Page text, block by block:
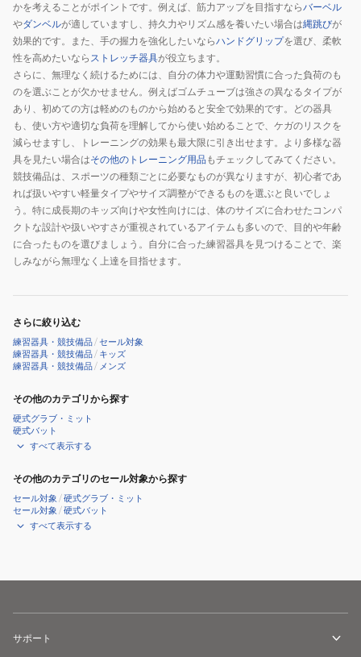
かを考えることがポイントです。例えば、筋力アップを目指すならバーベル
やダンベルが適していますし、持久力やリズム感を養いたい場合は縄跳びが
効果的です。また、手の握力を強化したいならハンドグリップを選び、柔軟
性を高めたいなら ストレッチ器具が役立ちます。
さらに、無理なく続けるためには、自分の体力や運動習慣に合った負荷のも
のを選ぶことが欠かせません。例えばゴムチューブは強さの異なるタイプが
あり、初めての方は軽めのものから始めると安全で効果的です。どの器具
も、使い方や適切な負荷を理解してから使い始めることで、ケガのリスクを
減らせますし、トレーニングの効果も最大限に引き出せます。より多様な器
具を見たい場合はその他のトレーニング用品もチェックしてみてください。
競技備品は、スポーツの種類ごとに必要なものが異なりますが、初心者であ
れば扱いやすい軽量タイプやサイズ調整ができるものを選ぶと良いでしょ
う。特に成長期のキッズ向けや女性向けには、体のサイズに合わせたコンパ
クトな設計や扱いやすさが重視されているアイテムも多いので、目的や年齢
に合ったものを選びましょう。自分に合った練習器具を見つけることで、楽
しみながら無理なく上達を目指せます。
さらに絞り込む
練習器具・競技備品/セール対象
練習器具・競技備品/ キッズ
練習器具・競技備品/ メンズ
その他のカテゴリから探す
硬式グラブ・ミット
硬式バット
すべて表示する
その他のカテゴリのセール対象から探す
セール対象 /硬式グラブ・ミット
セール対象 /硬式バット
すべて表示する
サポート